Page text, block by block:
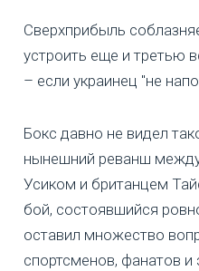
Сверхприбыль
устроить еще и третью
– если украинец "не
Бокс давно не видел
нынешний реванш
Усиком и британцем
бой, состоявшийся
оставил множество
спортсменов, фанатов и